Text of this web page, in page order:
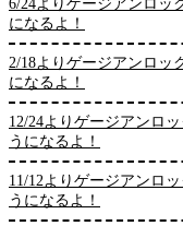
6/24よりゲージアンロッ
になるよ！
2/18よりゲージアンロッ
になるよ！
12/24よりゲージアンロ
うになるよ！
11/12よりゲージアンロ
うになるよ！